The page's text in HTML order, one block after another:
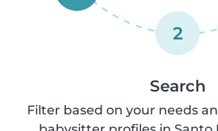
2
Search
Filter based on your needs